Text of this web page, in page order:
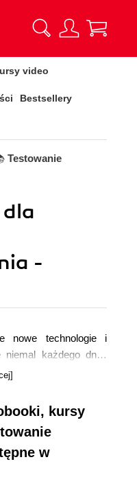
video
Bestsellery
Testowanie
-
nowe technologie i
niemal każdego dnia,
ich jakości i
solidnej wiedzy
Dlatego
zasobem
testera
którzy dopiero
kursy
w